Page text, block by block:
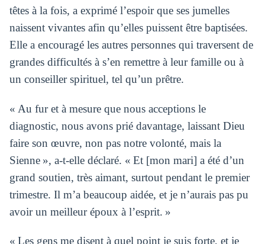
têtes à la fois, a exprimé l’espoir que ses jumelles
naissent vivantes afin qu’elles puissent être baptisées.
Elle a encouragé les autres personnes qui traversent de
grandes difficultés à s’en remettre à leur famille ou à
un conseiller spirituel, tel qu’un prêtre.
« Au fur et à mesure que nous acceptions le
diagnostic, nous avons prié davantage, laissant Dieu
faire son œuvre, non pas notre volonté, mais la
Sienne », a-t-elle déclaré. « Et [mon mari] a été d’un
grand soutien, très aimant, surtout pendant le premier
trimestre. Il m’a beaucoup aidée, et je n’aurais pas pu
avoir un meilleur époux à l’esprit. »
« Les gens me disent à quel point je suis forte, et je